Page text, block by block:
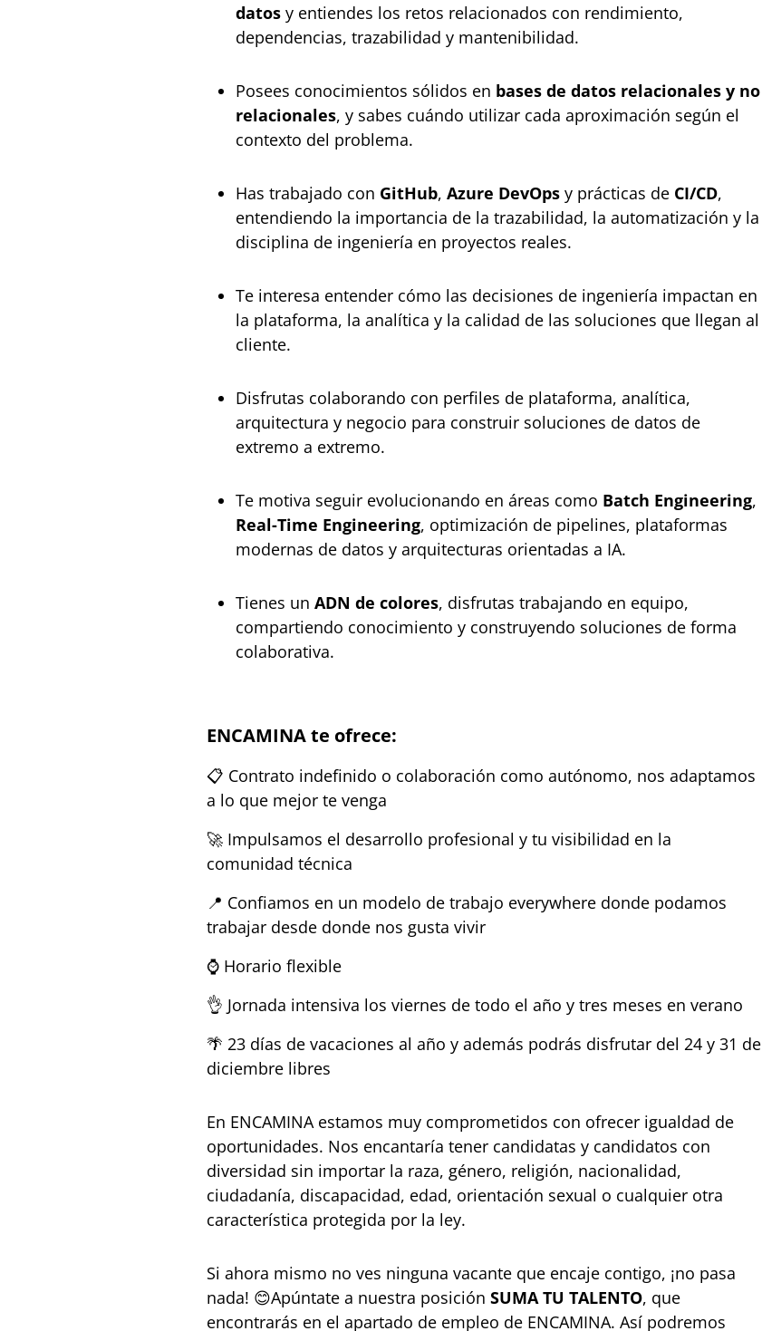
datos y entiendes los retos relacionados con rendimiento,
dependencias, trazabilidad y mantenibilidad.
Posees conocimientos sólidos en bases de datos relacionales y no
relacionales, y sabes cuándo utilizar cada aproximación según el
contexto del problema.
Has trabajado con GitHub, Azure DevOps y prácticas de CI/CD,
entendiendo la importancia de la trazabilidad, la automatización y la
disciplina de ingeniería en proyectos reales.
Te interesa entender cómo las decisiones de ingeniería impactan en
la plataforma, la analítica y la calidad de las soluciones que llegan al
cliente.
Disfrutas colaborando con perfiles de plataforma, analítica,
arquitectura y negocio para construir soluciones de datos de
extremo a extremo.
Te motiva seguir evolucionando en áreas como Batch Engineering,
Real-Time Engineering, optimización de pipelines, plataformas
modernas de datos y arquitecturas orientadas a IA.
Tienes un ADN de colores, disfrutas trabajando en equipo,
compartiendo conocimiento y construyendo soluciones de forma
colaborativa.
ENCAMINA te ofrece:
📋 Contrato indefinido o colaboración como autónomo, nos adaptamos
a lo que mejor te venga
🚀 Impulsamos el desarrollo profesional y tu visibilidad en la
comunidad técnica
📍 Confiamos en un modelo de trabajo everywhere donde podamos
trabajar desde donde nos gusta vivir
⌚ Horario flexible
👌 Jornada intensiva los viernes de todo el año y tres meses en verano
🌴 23 días de vacaciones al año y además podrás disfrutar del 24 y 31 de
diciembre libres
En ENCAMINA estamos muy comprometidos con ofrecer igualdad de
oportunidades. Nos encantaría tener candidatas y candidatos con
diversidad sin importar la raza, género, religión, nacionalidad,
ciudadanía, discapacidad, edad, orientación sexual o cualquier otra
característica protegida por la ley.
Si ahora mismo no ves ninguna vacante que encaje contigo, ¡no pasa
nada! 😊Apúntate a nuestra posición SUMA TU TALENTO, que
encontrarás en el apartado de empleo de ENCAMINA. Así podremos